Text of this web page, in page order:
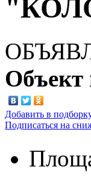
Объект
Добавить в
Подписаться на